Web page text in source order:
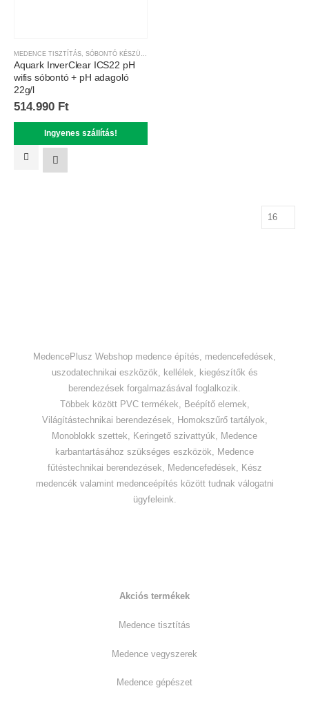
MEDENCE TISZTÍTÁS SÓBONTÓ KÉSZÜLÉKEK
Aquark InverClear ICS22 pH
wifis sóbontó + pH adagoló
22g/l
514.990 Ft
Ingyenes szállítás!
MedencePlusz Webshop medence építés, medencefedések,
uszodatechnikai eszközök, kellélek, kiegészítők és
berendezések forgalmazásával foglalkozik.
Többek között PVC termékek, Beépítő elemek,
Világítástechnikai berendezések, Homokszűrő tartályok,
Monoblokk szettek, Keringető szivattyúk, Medence
karbantartásához szükséges eszközök, Medence
fűtéstechnikai berendezések, Medencefedések, Kész
medencék valamint medenceépítés között tudnak válogatni
ügyfeleink.
Akciós termékek
Medence tisztítás
Medence vegyszerek
Medence gépészet